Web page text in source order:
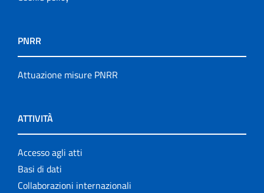
PNRR
Attuazione misure PNRR
ATTIVITÀ
Accesso agli atti
Basi di dati
Collaborazioni internazionali